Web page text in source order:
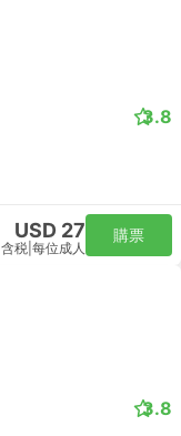
3.8
USD 27
含税 每位成人
購票
3.8